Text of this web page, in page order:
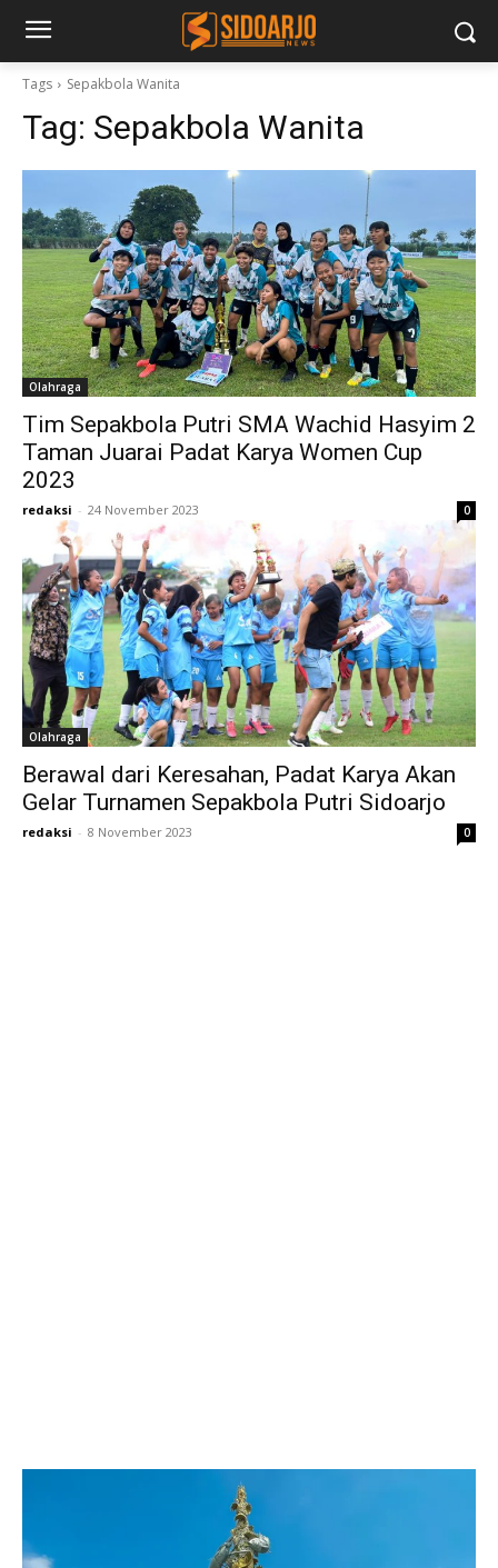
Tags Sepakbola Wanita
Tag: Sepakbola Wanita
Olahraga
Tim Sepakbola Putri SMA Wachid Hasyim 2
Taman Juarai Padat Karya Women Cup
2023
redaksi - 24 November 2023 0
Olahraga
Berawal dari Keresahan, Padat Karya Akan
Gelar Turnamen Sepakbola Putri Sidoarjo
redaksi - 8 November 2023 0